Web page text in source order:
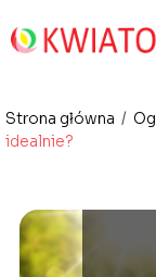
Strona główna /
idealnie?